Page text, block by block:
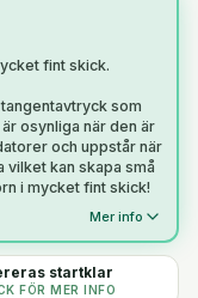
fint skick.
som
osynliga när den är
och uppstår när
kan skapa små
i mycket fint skick!
Mer info
startklar
FÖR MER INFO